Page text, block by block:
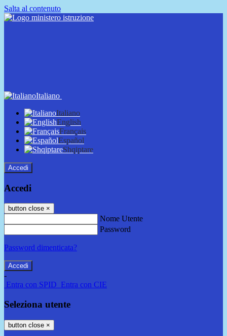
Salta al contenuto
Italiano
Italiano
English
Français
Español
Shqiptare
Accedi
Accedi
button close ×
Nome Utente
Password
Password dimenticata?
-
Entra con SPID Entra con CIE
Seleziona utente
button close ×